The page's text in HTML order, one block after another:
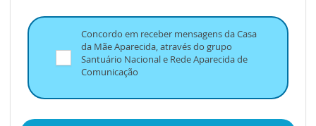
Concordo em receber mensagens da Casa
da Mãe Aparecida, através do grupo
Santuário Nacional e Rede Aparecida de
Comunicação